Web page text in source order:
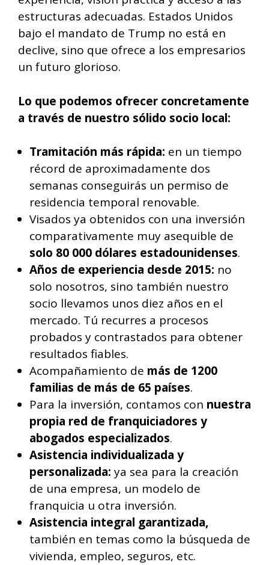
estructuras adecuadas. Estados Unidos
bajo el mandato de Trump no está en
declive, sino que ofrece a los empresarios
un futuro glorioso.
Lo que podemos ofrecer concretamente
a través de nuestro sólido socio local:
Tramitación más rápida: en un tiempo
récord de aproximadamente dos
semanas conseguirás un permiso de
residencia temporal renovable.
Visados ya obtenidos con una inversión
comparativamente muy asequible de
solo 80 000 dólares estadounidenses.
Años de experiencia desde 2015: no
solo nosotros, sino también nuestro
socio llevamos unos diez años en el
mercado. Tú recurres a procesos
probados y contrastados para obtener
resultados fiables.
Acompañamiento de más de 1200
familias de más de 65 países.
Para la inversión, contamos con nuestra
propia red de franquiciadores y
abogados especializados.
Asistencia individualizada y
personalizada: ya sea para la creación
de una empresa, un modelo de
franquicia u otra inversión.
Asistencia integral garantizada,
también en temas como la búsqueda de
vivienda, empleo, seguros, etc.